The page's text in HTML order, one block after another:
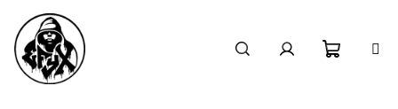
obsah